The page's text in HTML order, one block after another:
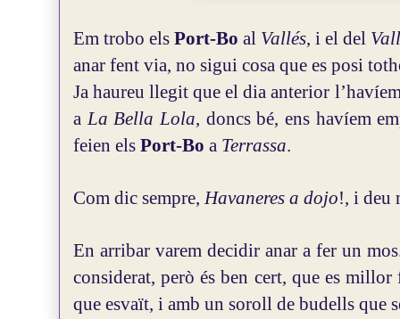
Em trobo els Port-Bo al Vallés, i el del
anar fent via, no sigui cosa que es posi
Ja haureu llegit que el dia anterior
aLa Bella Lola, doncs bé, ens havíem
feien els Port-Bo a Terrassa.
Com dic sempre, Havaneres a dojo!, i deu
En arribar varem decidir anar a fer un
considerat, però és ben cert, que es
que esvaït, i amb un soroll de budells que